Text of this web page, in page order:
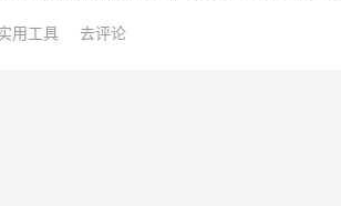
用工具 去评论